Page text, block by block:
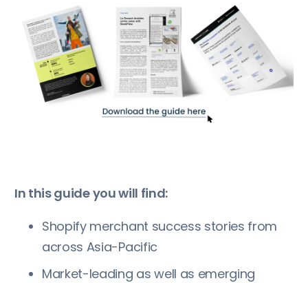
In this guide you will find:
Shopify merchant success stories from
across Asia-Pacific
Market-leading as well as emerging